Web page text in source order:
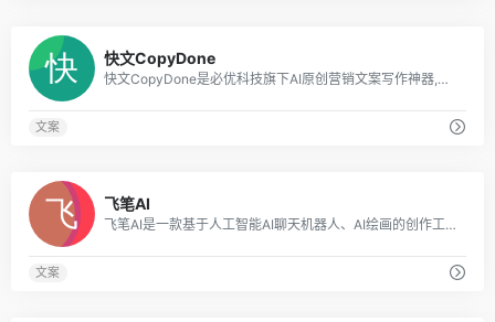
快文CopyDone
快文CopyDone是必优科技旗下AI原创营销文案写作神器,通过强大的自然语言处理能力,通过输入关键词,快速生成原创的软文,可以发布在各个媒体和自媒体平台,大幅
文案
飞笔AI
飞笔AI是一款基于人工智能AI聊天机器人、AI绘画的创作工具，为用户探索用AI技术提升写作效率、AI技术创造令人惊艳的绘画和创作体验。
文案